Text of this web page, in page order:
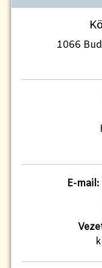
1066
E-mail: